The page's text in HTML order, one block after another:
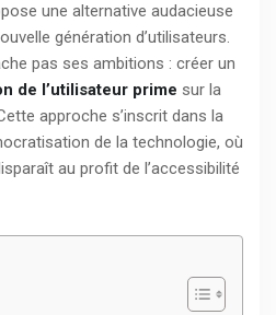
une alternative audacieuse
génération d’utilisateurs.
pas ses ambitions : créer un
de l’utilisateur prime sur la
approche s’inscrit dans la
de la technologie, où
au profit de l’accessibilité